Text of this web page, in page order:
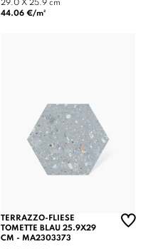
29.0 X 25.9 cm
44.06 €/m²
TERRAZZO-FLIESE
TOMETTE BLAU 25.9X29
CM - MA2303373